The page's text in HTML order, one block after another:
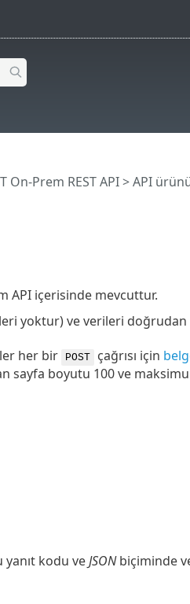
On-Prem REST API> API
API içerisinde mevcuttur.
yoktur) ve verileri doğrudan
her bir POST çağrısı için
sayfa boyutu 100 ve
yanıt kodu veJSONbiçiminde